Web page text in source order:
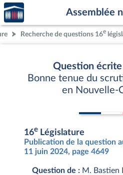
Aller au contenu
Aller en bas de la page
Accèder
à la
page
d'accueil
Assemblée
Recherche de questions 16e
Question
Bonne tenue du
en Nouvelle-
16e Législature
Publication de la question
11 juin 2024, page 4649
Question de : M. Bastien